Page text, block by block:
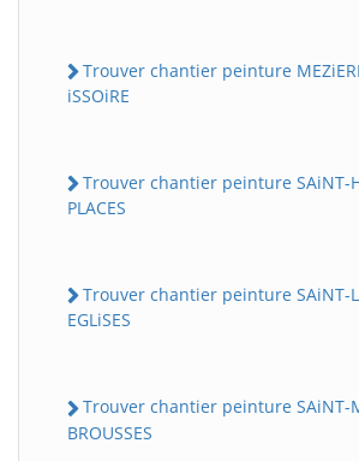
Trouver chantier peinture
iSSOiRE
Trouver chantier peinture SAiNT-
PLACES
Trouver chantier peinture SAiNT-
EGLiSES
Trouver chantier peinture SAiNT-
BROUSSES